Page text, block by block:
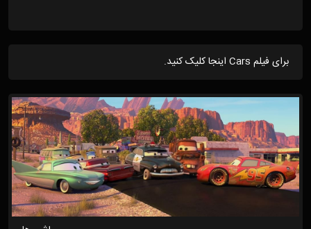
برای فیلم Cars اینجا کلیک کنید.